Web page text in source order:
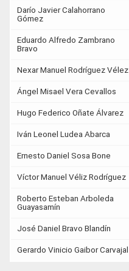
Darío Javier Calahorrano
Gómez
Eduardo Alfredo Zambrano
Bravo
Nexar Manuel Rodríguez Vélez
Ángel Misael Vera Cevallos
Hugo Federico Oñate Álvarez
Iván Leonel Ludea Abarca
Ernesto Daniel Sosa Bone
Víctor Manuel Véliz Rodríguez
Roberto Esteban Arboleda
Guayasamín
José Daniel Bravo Blandín
Gerardo Vinicio Gaibor Carvajal